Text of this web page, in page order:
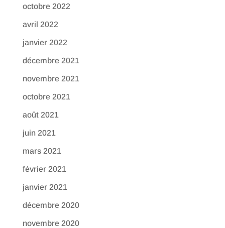
octobre 2022
avril 2022
janvier 2022
décembre 2021
novembre 2021
octobre 2021
août 2021
juin 2021
mars 2021
février 2021
janvier 2021
décembre 2020
novembre 2020